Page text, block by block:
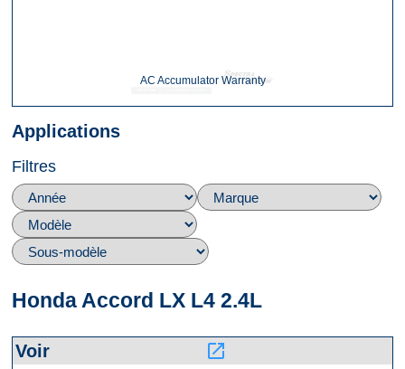
AC Accumulator Warranty
Applications
Filtres
Honda Accord LX L4 2.4L
launch